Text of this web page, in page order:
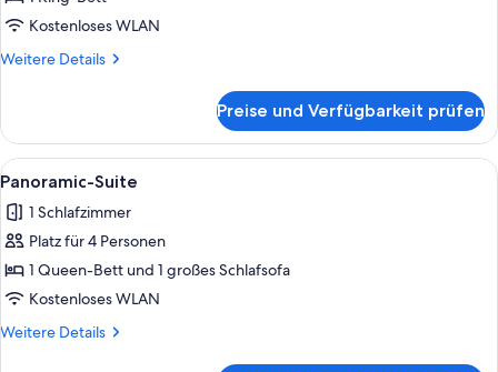
Studio
anzeigen
Kostenloses WLAN
Weitere Details
Weitere
Studio
Preise und Verfügbarkeit prüfen
Alle
Fotos
für
Panoramic-
Suite
anzeigen
Ein kompakter Wohnbereich mit
5
Panoramic-Suite
1 Schlafzimmer
Platz für 4 Personen
1 Queen-Bett und 1 großes Schlafsofa
Kostenloses WLAN
Weitere Details
Weitere